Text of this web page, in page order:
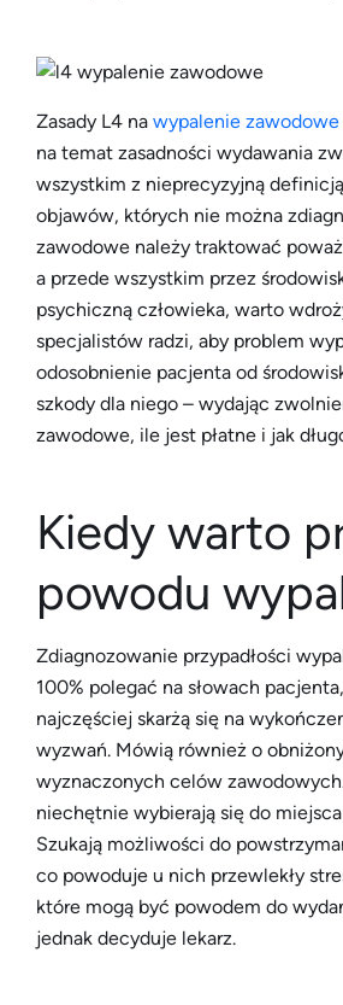
Zasady L4 na wypalenie zawodowe
na temat zasadności wydawania
wszystkim z nieprecyzyjną
objawów, których nie można
zawodowe należy traktować
a przede wszystkim przez
psychiczną człowieka, warto
specjalistów radzi, aby problem
odosobnienie pacjenta od
szkody dla niego – wydając
zawodowe, ile jest płatne i jak
Kiedy warto
powodu
Zdiagnozowanie przypadłości
100% polegać na słowach
najczęściej skarżą się na
wyzwań. Mówią również o
wyznaczonych celów
niechętnie wybierają się do
Szukają możliwości do
co powoduje u nich przewlekły
które mogą być powodem do
jednak decyduje lekarz.